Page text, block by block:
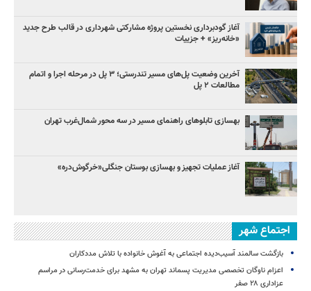
آغاز گودبرداری نخستین پروژه مشارکتی شهرداری در قالب طرح جدید
«خانه‌ریز» + جزییات
آخرین وضعیت پل‌های مسیر تندرستی؛ ۳ پل در مرحله اجرا و اتمام
مطالعات ۲ پل
بهسازی تابلوهای راهنمای مسیر در سه محور شمال‌غرب تهران
آغاز عملیات تجهیز و بهسازی بوستان جنگلی«خرگوش‌دره»
اجتماع شهر
بازگشت سالمند آسیب‌دیده اجتماعی به آغوش خانواده با تلاش مددکاران
اعزام ناوگان تخصصی مدیریت پسماند تهران به مشهد برای خدمت‌رسانی در مراسم
عزاداری ۲۸ صفر